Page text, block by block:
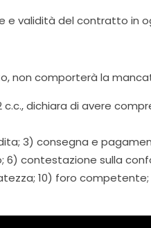
e validità del contratto in
non comporterà la
c.c., dichiara di avere
3) consegna e
6) contestazione sulla
10) foro competente;